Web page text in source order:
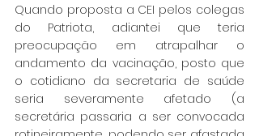
Quando proposta a CEI pelos colegas
do Patriota, adiantei que teria
preocupação em atrapalhar o
andamento da vacinação, posto que
o cotidiano da secretaria de saúde
seria severamente afetado (a
secretária passaria a ser convocada